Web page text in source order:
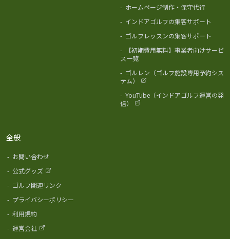
- ホームページ制作・保守代行
- インドアゴルフの集客サポート
- ゴルフレッスンの集客サポート
-
【初期費用無料】事業者向けサービ
ス一覧
- ゴルレン（ゴルフ施設専用予約シス
テム）
- YouTube（インドアゴルフ運営の発
信）
全般
- お問い合わせ
- 公式グッズ
- ゴルフ関連リンク
- プライバシーポリシー
- 利用規約
- 運営会社